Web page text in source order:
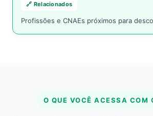
🔗 Relacionados
Profissões e CNAEs próximos para
O QUE VOCÊ ACESSA COM